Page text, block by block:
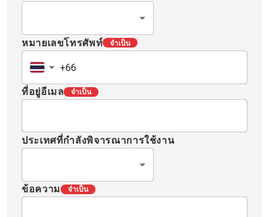
หมายเลขโทรศัพท์ จำเป็น
ที่อยู่อีเมล จำเป็น
ประเทศที่กำลังพิจารณาการใช้งาน
ข้อความ จำเป็น